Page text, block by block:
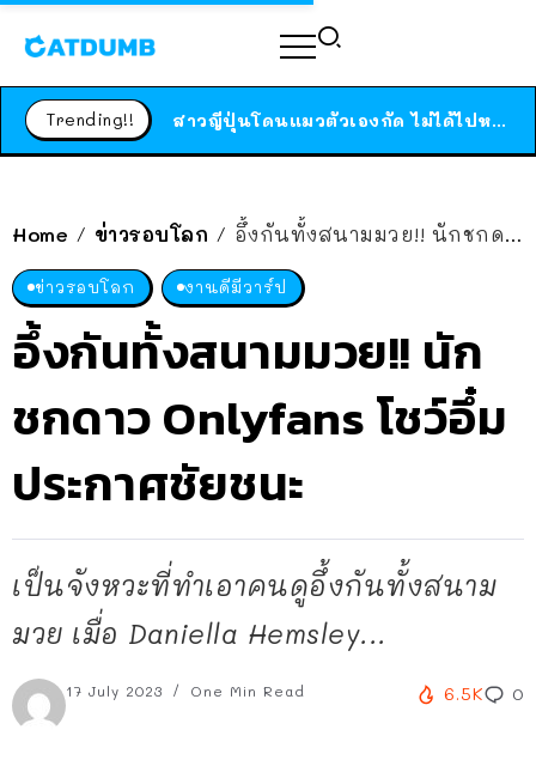
Trending!! ได้เวลาเด็กหนวดรวมตัว RF Online Next เปิดให้เล่นแล้ว เกม Sci-Fi MMORPG ระดับตำนาน เล่นได้ทั้งมือถือและ PC
Home / ข่าวรอบโลก / อึ้งกันทั้งสนามมวย!! นักชกดาว Onlyfans โชว์อึ๋ม ประกาศชัยชนะ
ข่าวรอบโลก งานดีมีวาร์ป
อึ้งกันทั้งสนามมวย!! นัก
ชกดาว Onlyfans โชว์อึ๋ม
ประกาศชัยชนะ
เป็นจังหวะที่ทำเอาคนดูอึ้งกันทั้งสนาม
มวย เมื่อ Daniella Hemsley...
17 July 2023 One Min Read 6.5K 0